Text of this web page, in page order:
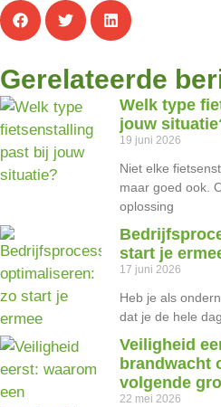
Gerelateerde
Welk type
jouw
19 juni 2026
Niet elke
maar goed ook.
oplossing
start je
17 juni 2026
Heb je als
dat je de hele
Veiligheid
brandwacht
volgende
22 mei 2026